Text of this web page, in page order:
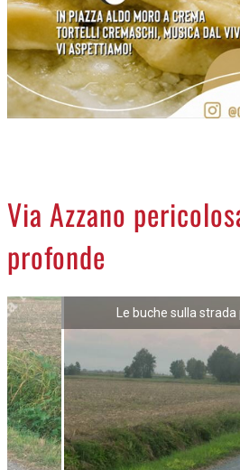
ACCEDI
Via Azzano
profonde
Le buche sulla